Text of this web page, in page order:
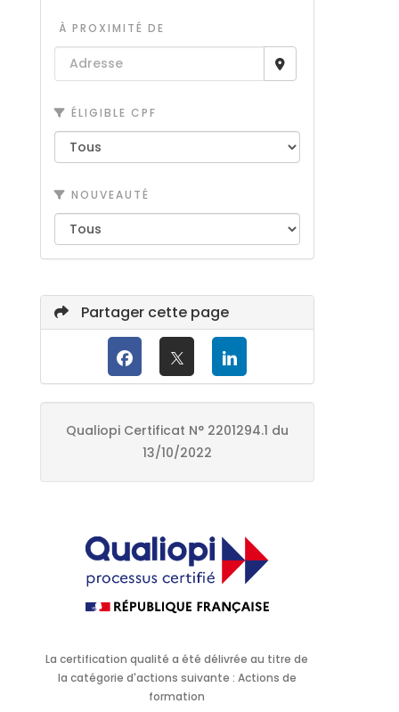
À PROXIMITÉ DE
ÉLIGIBLE CPF
NOUVEAUTÉ
Partager cette page
Qualiopi Certificat N° 2201294.1 du
13/10/2022
La certification qualité a été délivrée au titre de
la catégorie d'actions suivante : Actions de
formation